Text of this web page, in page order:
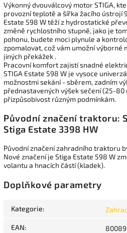
Výkonný dvouválcový motor STIGA,
provozní teplotě a šířka žacího ústrojí
Estate 598 W těží z hydrostatické
změně rychlostního stupně, jako je
pohonu, budete moci plynule a
zpomalovat, což vám umožní výborné
jiných překážek .
Pracovní komfort zajistí snadné
STIGA Estate 598 W je vysoce
možnostmi sekání - sběrem, zadním
přednastavených výšek sečení (25-80
přizpůsobivost různým podmínkám.
Původní značení traktoru:
Stiga Estate 3398 HW
Původní značení zahradního traktoru
Nové značení je Stiga Estate 598 W
volantu a hnacích částí (kladek).
Doplňkové parametry
Kategorie:
EAN: